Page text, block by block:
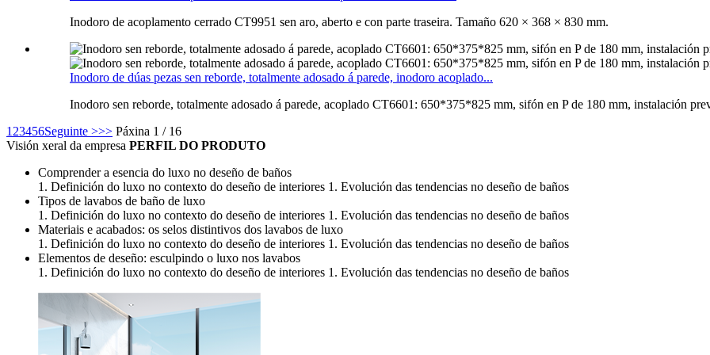
Inodoro de acoplamento cerrado CT9951 sen aro, aberto e con parte traseira. Tamaño 620 × 368 × 830 mm.
Inodoro de dúas pezas sen reborde, totalmente adosado á parede, inodoro acoplado...
Inodoro sen reborde, totalmente adosado á parede, acoplado CT6601: 650*375*825 mm, sifón en P de 180 mm, instalación
1 23456Seguinte >>> Páxina 1 / 16
Visión xeral da empresa PERFIL DO PRODUTO
Comprender a esencia do luxo no deseño de baños
1. Definición do luxo no contexto do deseño de interiores 1. Evolución das tendencias no deseño de baños
Tipos de lavabos de baño de luxo
1. Definición do luxo no contexto do deseño de interiores 1. Evolución das tendencias no deseño de baños
Materiais e acabados: os selos distintivos dos lavabos de luxo
1. Definición do luxo no contexto do deseño de interiores 1. Evolución das tendencias no deseño de baños
Elementos de deseño: esculpindo o luxo nos lavabos
1. Definición do luxo no contexto do deseño de interiores 1. Evolución das tendencias no deseño de baños